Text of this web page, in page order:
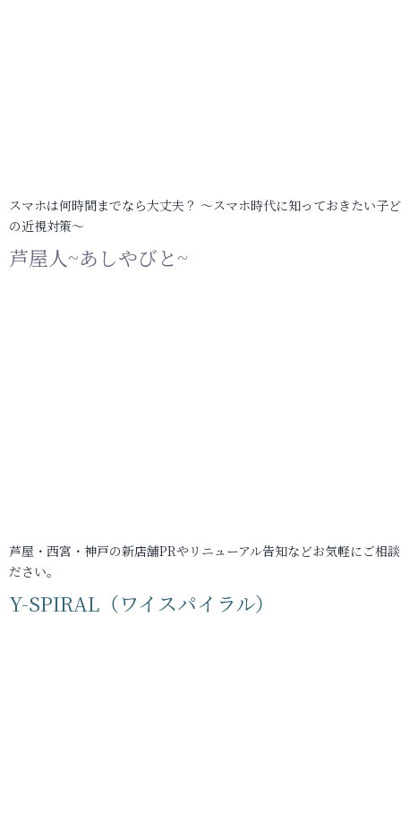
スマホは何時間までなら大丈夫？ ～スマホ時代に知っておきたい子
の近視対策～
芦屋人~あしやびと~
芦屋・西宮・神戸の新店舗PRやリニューアル告知などお気軽にご相
ださい。
Y-SPIRAL（ワイスパイラル）